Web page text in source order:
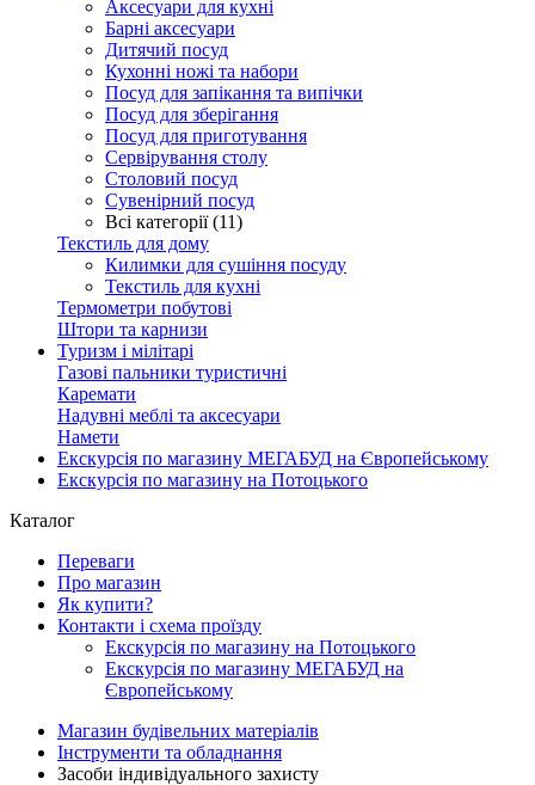
Аксесуари для кухні
Барні аксесуари
Дитячий посуд
Кухонні ножі та набори
Посуд для запікання та випічки
Посуд для зберігання
Посуд для приготування
Сервірування столу
Столовий посуд
Сувенірний посуд
Всі категорії (11)
Текстиль для дому
Килимки для сушіння посуду
Текстиль для кухні
Термометри побутові
Штори та карнизи
Туризм і мілітарі
Газові пальники туристичні
Каремати
Надувні меблі та аксесуари
Намети
Екскурсія по магазину МЕГАБУД на Європейському
Екскурсія по магазину на Потоцького
Каталог
Переваги
Про магазин
Як купити?
Контакти і схема проїзду
Екскурсія по магазину на Потоцького
Екскурсія по магазину МЕГАБУД на
Європейському
Магазин будівельних матеріалів
Інструменти та обладнання
Засоби індивідуального захисту